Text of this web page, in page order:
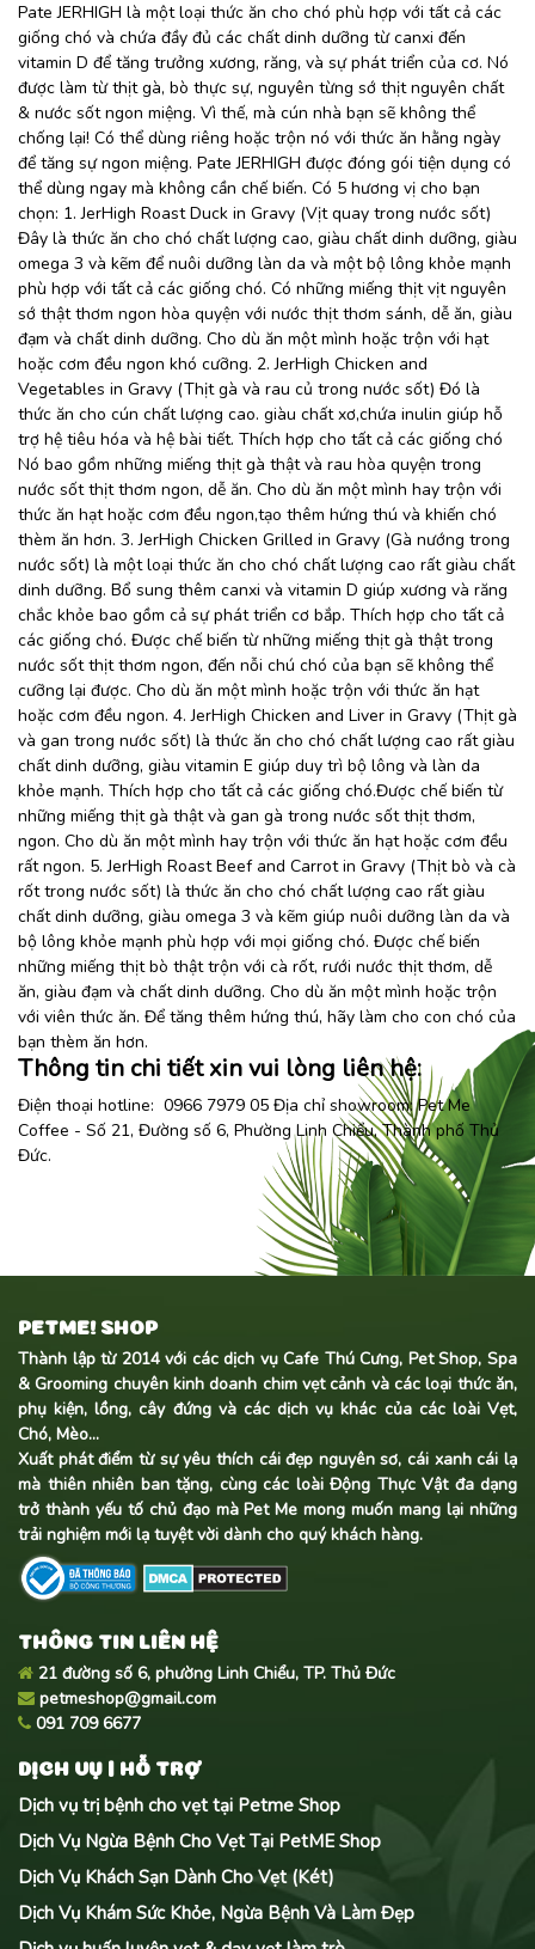
Pate JERHIGH là một loại thức ăn cho chó phù hợp với tất cả các
giống chó và chứa đầy đủ các chất dinh dưỡng từ canxi đến
vitamin D để tăng trưởng xương, răng, và sự phát triển của cơ. Nó
được làm từ thịt gà, bò thực sự, nguyên từng sớ thịt nguyên chất
& nước sốt ngon miệng. Vì thế, mà cún nhà bạn sẽ không thể
chống lại! Có thể dùng riêng hoặc trộn nó với thức ăn hằng ngày
để tăng sự ngon miệng. Pate JERHIGH được đóng gói tiện dụng có
thể dùng ngay mà không cần chế biến. Có 5 hương vị cho bạn
chọn: 1. JerHigh Roast Duck in Gravy (Vịt quay trong nước sốt)
Đây là thức ăn cho chó chất lượng cao, giàu chất dinh dưỡng, giàu
omega 3 và kẽm để nuôi dưỡng làn da và một bộ lông khỏe mạnh
phù hợp với tất cả các giống chó. Có những miếng thịt vịt nguyên
sớ thật thơm ngon hòa quyện với nước thịt thơm sánh, dễ ăn, giàu
đạm và chất dinh dưỡng. Cho dù ăn một mình hoặc trộn với hạt
hoặc cơm đều ngon khó cưỡng. 2. JerHigh Chicken and
Vegetables in Gravy (Thịt gà và rau củ trong nước sốt) Đó là
thức ăn cho cún chất lượng cao. giàu chất xơ,chứa inulin giúp hỗ
trợ hệ tiêu hóa và hệ bài tiết. Thích hợp cho tất cả các giống chó
Nó bao gồm những miếng thịt gà thật và rau hòa quyện trong
nước sốt thịt thơm ngon, dễ ăn. Cho dù ăn một mình hay trộn với
thức ăn hạt hoặc cơm đều ngon,tạo thêm hứng thú và khiến chó
thèm ăn hơn. 3. JerHigh Chicken Grilled in Gravy (Gà nướng trong
nước sốt) là một loại thức ăn cho chó chất lượng cao rất giàu chất
dinh dưỡng. Bổ sung thêm canxi và vitamin D giúp xương và răng
chắc khỏe bao gồm cả sự phát triển cơ bắp. Thích hợp cho tất cả
các giống chó. Được chế biến từ những miếng thịt gà thật trong
nước sốt thịt thơm ngon, đến nỗi chú chó của bạn sẽ không thể
cưỡng lại được. Cho dù ăn một mình hoặc trộn với thức ăn hạt
hoặc cơm đều ngon. 4. JerHigh Chicken and Liver in Gravy (Thịt gà
và gan trong nước sốt) là thức ăn cho chó chất lượng cao rất giàu
chất dinh dưỡng, giàu vitamin E giúp duy trì bộ lông và làn da
khỏe mạnh. Thích hợp cho tất cả các giống chó.Được chế biến từ
những miếng thịt gà thật và gan gà trong nước sốt thịt thơm,
ngon. Cho dù ăn một mình hay trộn với thức ăn hạt hoặc cơm đều
rất ngon. 5. JerHigh Roast Beef and Carrot in Gravy (Thịt bò và cà
rốt trong nước sốt) là thức ăn cho chó chất lượng cao rất giàu
chất dinh dưỡng, giàu omega 3 và kẽm giúp nuôi dưỡng làn da và
bộ lông khỏe mạnh phù hợp với mọi giống chó. Được chế biến
những miếng thịt bò thật trộn với cà rốt, rưới nước thịt thơm, dễ
ăn, giàu đạm và chất dinh dưỡng. Cho dù ăn một mình hoặc trộn
với viên thức ăn. Để tăng thêm hứng thú, hãy làm cho con chó của
bạn thèm ăn hơn.
Thông tin chi tiết xin vui lòng liên hệ:
Điện thoại hotline: 0966 7979 05 Địa chỉ showroom:Pet Me
Coffee - Số 21, Đường số 6, Phường Linh Chiểu, Thành phố Thủ
Đức.
PETME! SHOP
Thành lập từ 2014 với các dịch vụ Cafe Thú Cưng, Pet Shop, Spa
& Grooming chuyên kinh doanh chim vẹt cảnh và các loại thức ăn,
phụ kiện, lồng, cây đứng và các dịch vụ khác của các loài Vẹt,
Chó, Mèo...
Xuất phát điểm từ sự yêu thích cái đẹp nguyên sơ, cái xanh cái lạ
mà thiên nhiên ban tặng, cùng các loài Động Thực Vật đa dạng
trở thành yếu tố chủ đạo mà Pet Me mong muốn mang lại những
trải nghiệm mới lạ tuyệt vời dành cho quý khách hàng.
THÔNG TIN LIÊN HỆ
21 đường số 6, phường Linh Chiểu, TP. Thủ Đức
petmeshop@gmail.com
091 709 6677
DỊCH VỤ | HỖ TRỢ
Dịch vụ trị bệnh cho vẹt tại Petme Shop
Dịch Vụ Ngừa Bệnh Cho Vẹt Tại PetME Shop
Dịch Vụ Khách Sạn Dành Cho Vẹt (Két)
Dịch Vụ Khám Sức Khỏe, Ngừa Bệnh Và Làm Đẹp